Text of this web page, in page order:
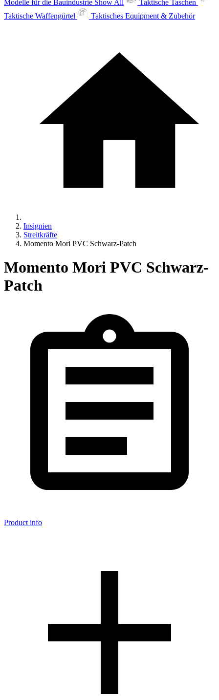
Modelle für die Bauindustrie Show All
Taktische Taschen
Taktische Waffengürtel
Taktisches Equipment & Zubehör
Insignien
Streitkräfte
Momento Mori PVC Schwarz-Patch
Momento Mori PVC Schwarz-
Patch
Product info